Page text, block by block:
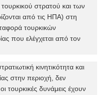
στρατού και των
από τις ΗΠΑ) στη
τουρκικών
που ελέγχεται από τον
κινητικότητα και
στην περιοχή, δεν
τουρκικές δυνάμεις έχουν